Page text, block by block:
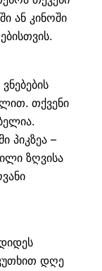
ან კინოში
თქვენი
პიკზეა –
ზღვისა
დღე